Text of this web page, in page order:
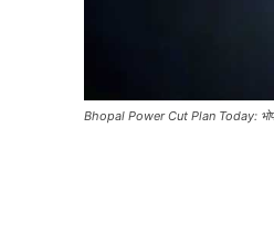
Bhopal Power Cut Plan Today: